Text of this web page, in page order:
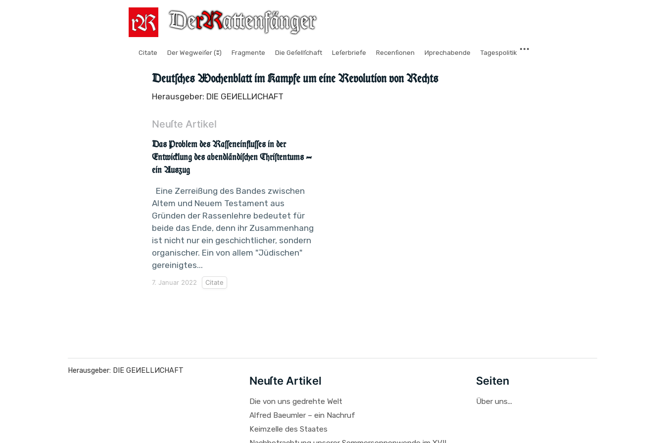
Citate Der Wegweiſer (ʬ) Fragmente Die Geſellſchaft Leſerbriefe Recenſionen Иprechabende Tagespolitik
Deutſches Wochenblatt im Kampfe um eine Revolution von Rechts
Herausgeber: DIE GEИELLИCHAFT
Neuſte Artikel
Das Problem des Raſſeneinfluſſes in der
Entwicklung des abendländiſchen Chriſtentums —
ein Auszug
Eine Zerreißung des Bandes zwischen
Altem und Neuem Testament aus
Gründen der Rassenlehre bedeutet für
beide das Ende, denn ihr Zusammenhang
ist nicht nur ein geschichtlicher, sondern
organischer. Ein von allem "Jüdischen"
gereinigtes...
7. Januar 2022 Citate
Herausgeber: DIE GEИELLИCHAFT
Neuſte Artikel
Die von uns gedrehte Welt
Alfred Baeumler – ein Nachruf
Keimzelle des Staates
Seiten
Über uns...